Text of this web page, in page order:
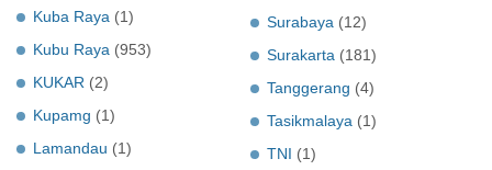
Kuba Raya (1)
Kubu Raya (953)
KUKAR (2)
Kupamg (1)
Lamandau (1)
Surabaya (12)
Surakarta (181)
Tanggerang (4)
Tasikmalaya (1)
TNI (1)